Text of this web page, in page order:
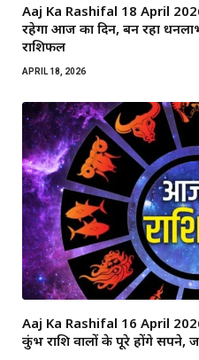
Aaj Ka Rashifal 18 April
रहेगा आज का दिन, बन रहा
राशिफल
APRIL 18, 2026
Aaj Ka Rashifal 16 April
कुंभ राशि वालों के पूरे होंगे सपने,